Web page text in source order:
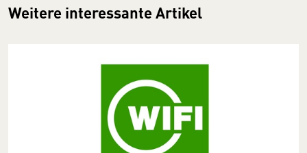
Weitere interessante Artikel